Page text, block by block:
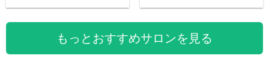
もっとおすすめサロンを見る